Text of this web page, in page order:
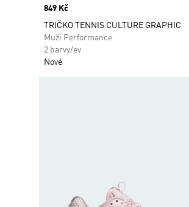
Price
849 Kč
TRIČKO TENNIS CULTURE GRAPHIC
Muži Performance
2 barvy/ev
Nové